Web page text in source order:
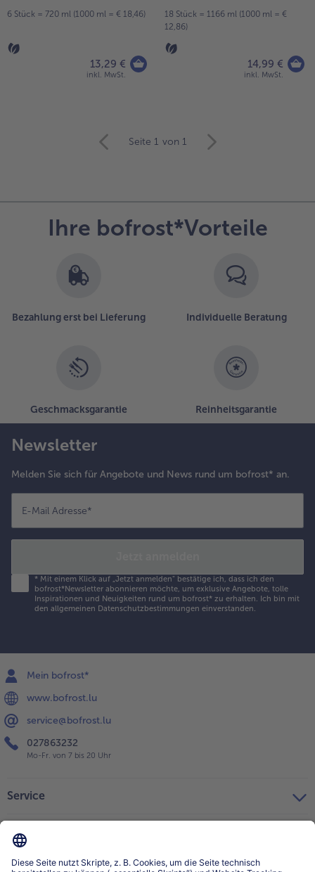
6 Stück = 720 ml (1000 ml = € 18,46)
13,29 €
inkl. MwSt.
18 Stück = 1166 ml (1000 ml = €
12,86)
14,99 €
inkl. MwSt.
Es
befinden
Seite 1 von 1
Ihre bofrost*Vorteile
Bezahlung erst bei Lieferung Individuelle Beratung
Geschmacksgarantie Reinheitsgarantie
Newsletter
Melden Sie sich für Angebote und News rund um bofrost* an.
E-Mail Adresse*
* Mit einem Klick auf „Jetzt anmelden" bestätige ich, dass ich den
bofrost*Newsletter abonnieren möchte, um exklusive Angebote, tolle
Inspirationen und Neuigkeiten rund um bofrost* zu erhalten. Ich bin mit
den allgemeinen Datenschutzbestimmungen einverstanden.
Mein bofrost*
www.bofrost.lu
service@bofrost.lu
027863232
Mo-Fr. von 7 bis 20 Uhr
Service
Über bofrost*
Kategorien